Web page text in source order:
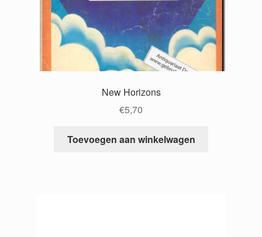
New Horizons
€5,70
Toevoegen aan winkelwagen